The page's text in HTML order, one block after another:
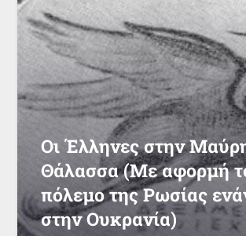
Οι Έλληνες στην
Θάλασσα (Με αφορμή
πόλεμο της Ρωσίας
στην Ουκρανία)